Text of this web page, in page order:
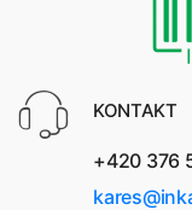
KONTAKT
+420 376